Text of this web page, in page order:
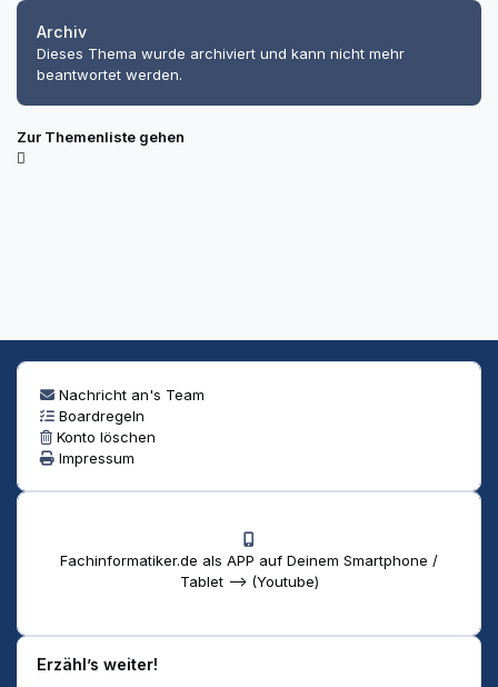
Archiv
Dieses Thema wurde archiviert und kann nicht mehr
beantwortet werden.
Zur Themenliste gehen
Nachricht an's Team
Boardregeln
Konto löschen
Impressum
Fachinformatiker.de als APP auf Deinem Smartphone /
Tablet --> (Youtube)
Erzähl’s weiter!